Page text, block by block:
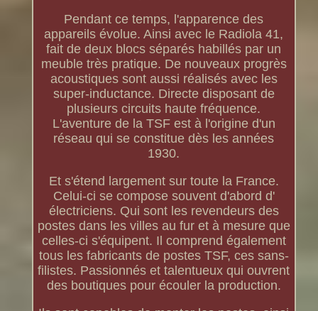
Pendant ce temps, l'apparence des
appareils évolue. Ainsi avec le Radiola 41,
fait de deux blocs séparés habillés par un
meuble très pratique. De nouveaux progrès
acoustiques sont aussi réalisés avec les
super-inductance. Directe disposant de
plusieurs circuits haute fréquence.
L'aventure de la TSF est à l'origine d'un
réseau qui se constitue dès les années
1930.
Et s'étend largement sur toute la France.
Celui-ci se compose souvent d'abord d'
électriciens. Qui sont les revendeurs des
postes dans les villes au fur et à mesure que
celles-ci s'équipent. Il comprend également
tous les fabricants de postes TSF, ces sans-
filistes. Passionnés et talentueux qui ouvrent
des boutiques pour écouler la production.